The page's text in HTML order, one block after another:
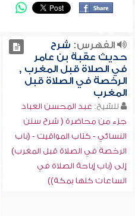
الفهرس: شرح
حديث عقبة بن عامر
في الصلاة قبل المغرب ,
الرخصة في الصلاة قبل
المغرب
للشيخ: عبد المحسن العباد
جزء من محاضرة ( شرح سنن
النسائي - كتاب المواقيت - (باب
الرخصة في الصلاة قبل المغرب)
إلى (باب إباحة الصلاة في
الساعات كلها بمكة))